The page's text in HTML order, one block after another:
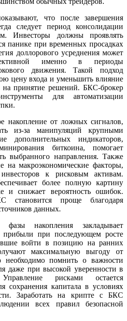
что после завершения
следует период консолидации
Инвесторы должны проявлять
панике при временных просадках
доллорового усреднения может
именно в периоды
движения. Такой подход
цену входа и уменьшить влияние
на принятие решений. БКС-брокер
для автоматизации
накопление от ложных сигналов,
из-за манипуляций крупными
дополнительных индикаторов,
биткоина, помогает
выбранного направления. Также
на макроэкономические факторы,
к рисковым активам.
более полную картину
и снижает вероятность ошибок.
становится проще благодаря
данных.
фазы накопления закладывает
прибыли при последующем росте
войти в позицию на ранних
максимальную выгоду от
необходимо помнить о важности
даже при высокой уверенности в
рисками остается
сохранения капитала в условиях
Заработать на крипте с БКС
всех правил безопасной